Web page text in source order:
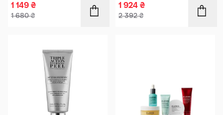
1 149 ₴
1 680₴
1 924 ₴
2 392₴